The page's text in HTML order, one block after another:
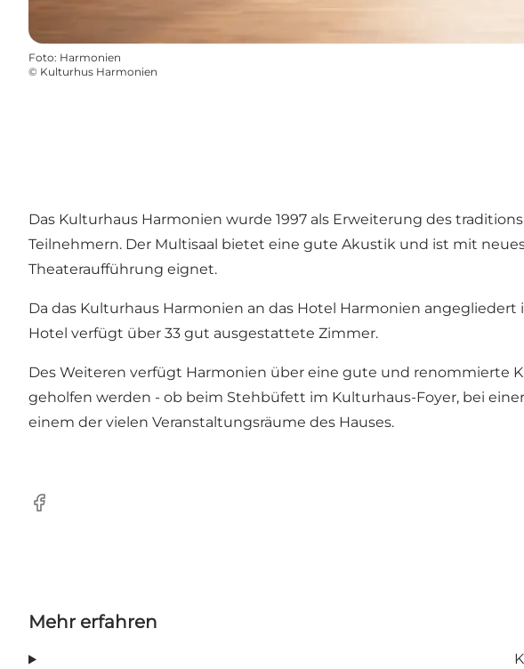
Foto: Harmonien
© Kulturhus Harmonien
Das Kulturhaus Harmonien wurde 1997 als Erweiterung des
Teilnehmern. Der Multisaal bietet eine gute Akustik und ist mit
Theateraufführung eignet.
Da das Kulturhaus Harmonien an das Hotel Harmonien
Hotel verfügt über 33 gut ausgestattete Zimmer.
Des Weiteren verfügt Harmonien über eine gute und renommierte
geholfen werden - ob beim Stehbüfett im Kulturhaus-Foyer, bei
einem der vielen Veranstaltungsräume des Hauses.
Facebook
Mehr erfahren